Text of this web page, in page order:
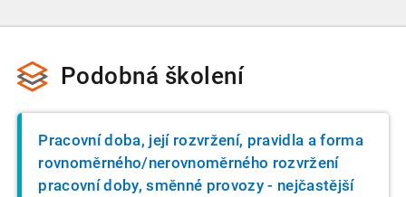
množství dotazů během přednášky a na dalších
vyšli vstříc a požadovaný oběd zajistili.
Podobná školení
Pracovní doba, její rozvržení, pravidla a forma
rovnoměrného/nerovnoměrného rozvržení
pracovní doby, směnné provozy - nejčastější